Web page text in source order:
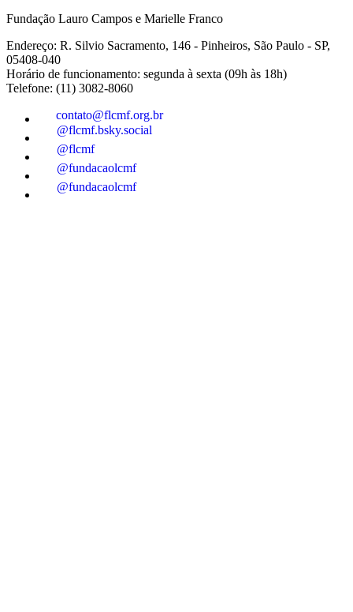
Fundação Lauro Campos e Marielle Franco
Endereço: R. Silvio Sacramento, 146 - Pinheiros, São Paulo - SP,
05408-040
Horário de funcionamento: segunda à sexta (09h às 18h)
Telefone: (11) 3082-8060
contato@flcmf.org.br
@flcmf.bsky.social
@flcmf
@fundacaolcmf
@fundacaolcmf